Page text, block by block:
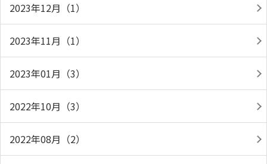
2023年12月（1）
2023年11月（1）
2023年01月（3）
2022年10月（3）
2022年08月（2）